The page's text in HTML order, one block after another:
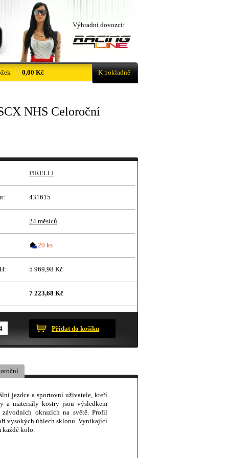
NHS Celoroční
PIRELLI
431615
24 měsíců
20 ks
5 969,98 Kč
7 223,68 Kč
Přidat do košíku
jezdce a sportovní uživatele, kteří
a materiály kostry jsou výsledkem
okruzích na světě. Profil
vysokých úhlech sklonu. Vynikající
každé kolo.
Výhradní dovozci:
0,00 Kč K pokladně